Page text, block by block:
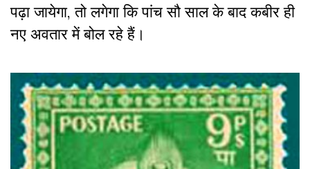
पढ़ा जायेगा, तो लगेगा कि पांच सौ साल के बाद कबीर ही
नए अवतार में बोल रहे हैं।